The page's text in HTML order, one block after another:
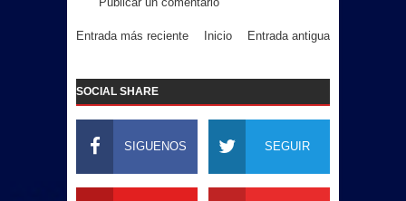
Entrada más reciente Entrada antigua
Inicio
SOCIAL SHARE
SIGUENOS SEGUIR